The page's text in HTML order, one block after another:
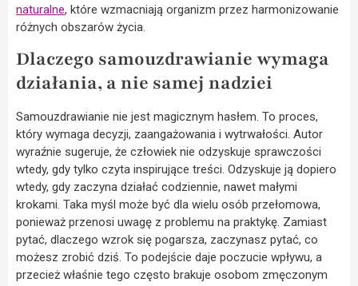
naturalne, które wzmacniają organizm przez harmonizowanie
różnych obszarów życia.
Dlaczego samouzdrawianie wymaga
działania, a nie samej nadziei
Samouzdrawianie nie jest magicznym hasłem. To proces,
który wymaga decyzji, zaangażowania i wytrwałości. Autor
wyraźnie sugeruje, że człowiek nie odzyskuje sprawczości
wtedy, gdy tylko czyta inspirujące treści. Odzyskuje ją dopiero
wtedy, gdy zaczyna działać codziennie, nawet małymi
krokami. Taka myśl może być dla wielu osób przełomowa,
ponieważ przenosi uwagę z problemu na praktykę. Zamiast
pytać, dlaczego wzrok się pogarsza, zaczynasz pytać, co
możesz zrobić dziś. To podejście daje poczucie wpływu, a
przecież właśnie tego często brakuje osobom zmęczonym